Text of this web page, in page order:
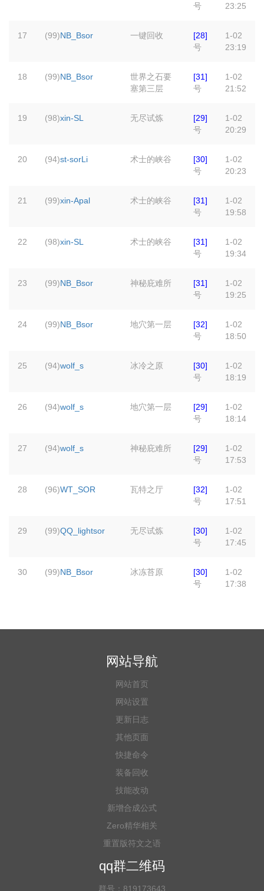
号
23:25
17 (99)NB_Bsor 一键回收
[28]
号
1-02
23:19
18 (99)NB_Bsor
世界之石要
塞第三层
[31]
号
1-02
21:52
19 (98)xin-SL 无尽试炼
[29]
号
1-02
20:29
20 (94)st-sorLi 术士的峡谷
[30]
号
1-02
20:23
21 (99)xin-Apal 术士的峡谷
[31]
号
1-02
19:58
22 (98)xin-SL 术士的峡谷
[31]
号
1-02
19:34
23 (99)NB_Bsor 神秘庇难所
[31]
号
1-02
19:25
24 (99)NB_Bsor 地穴第一层
[32]
号
1-02
18:50
25 (94)wolf_s 冰冷之原
[30]
号
1-02
18:19
26 (94)wolf_s 地穴第一层
[29]
号
1-02
18:14
27 (94)wolf_s 神秘庇难所
[29]
号
1-02
17:53
28 (96)WT_SOR 瓦特之厅
[32]
号
1-02
17:51
29 (99)QQ_lightsor 无尽试炼
[30]
号
1-02
17:45
30 (99)NB_Bsor 冰冻苔原
[30]
号
1-02
17:38
网站导航
网站首页
网站设置
更新日志
其他页面
快捷命令
装备回收
技能改动
新增合成公式
Zero精华相关
重置版符文之语
qq群二维码
群号：819173643